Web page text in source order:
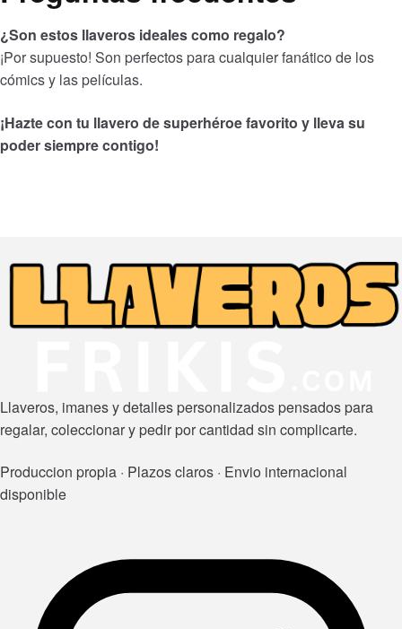
¿Son estos llaveros ideales como regalo?
¡Por supuesto! Son perfectos para cualquier fanático de los
cómics y las películas.
¡Hazte con tu llavero de superhéroe favorito y lleva su
poder siempre contigo!
Llaveros, imanes y detalles personalizados pensados para
regalar, coleccionar y pedir por cantidad sin complicarte.
Produccion propia · Plazos claros · Envio internacional
disponible